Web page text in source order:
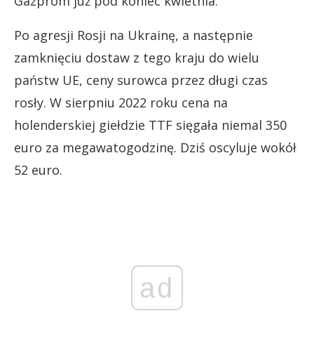
Po agresji Rosji na Ukrainę, a następnie
zamknięciu dostaw z tego kraju do wielu
państw UE, ceny surowca przez długi czas
rosły. W sierpniu 2022 roku cena na
holenderskiej giełdzie TTF sięgała niemal 350
euro za megawatogodzinę. Dziś oscyluje wokół
52 euro.
ad